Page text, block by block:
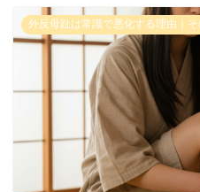
外反母趾は常識で悪化する理由｜